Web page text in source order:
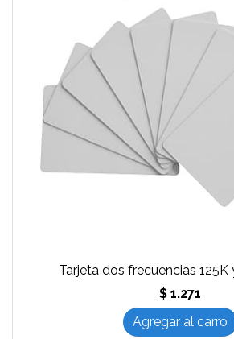
Tarjeta dos frecuencias 125K
$ 1.271
Agregar al carro